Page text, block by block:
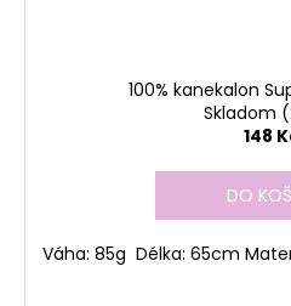
100% kanekalon
Skladom
148
DO
Váha: 85g Délka: 65cm